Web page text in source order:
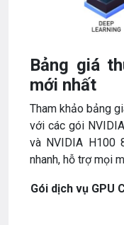
Bảng giá
mới nhất
Tham khảo bảng
với các gói
và NVIDIA H100
nhanh, hỗ trợ mọi
Gói dịch vụ GPU